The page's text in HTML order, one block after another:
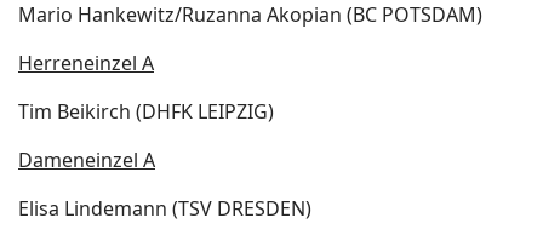
Mario Hankewitz/Ruzanna Akopian (BC POTSDAM)
Herreneinzel A
Tim Beikirch (DHFK LEIPZIG)
Dameneinzel A
Elisa Lindemann (TSV DRESDEN)